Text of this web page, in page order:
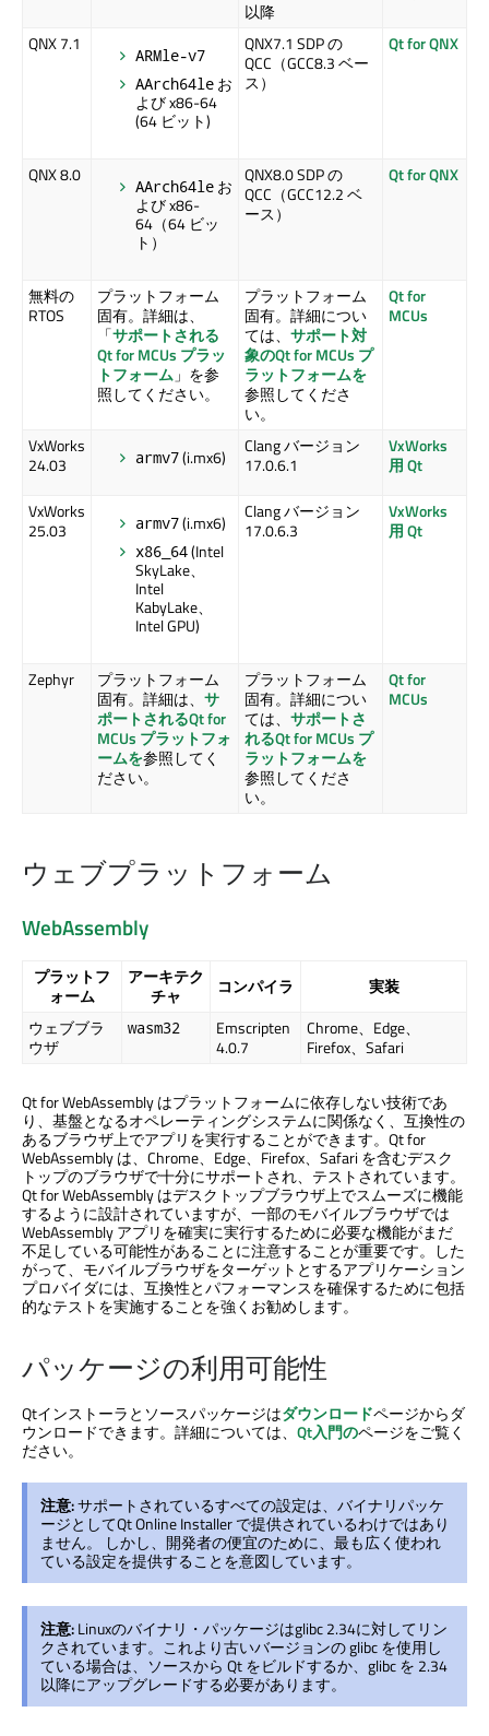
以降
QNX 7.1
ARMle-v7
AArch64le お
よび x86-64
(64 ビット)
QNX7.1 SDP の
QCC（GCC8.3 ベー
ス）
Qt for QNX
QNX 8.0 AArch64le お
よび x86-
64（64 ビッ
ト）
QNX8.0 SDP の
QCC（GCC12.2 ベ
ース）
Qt for QNX
無料の
RTOS
プラットフォーム
固有。詳細は、
「サポートされる
Qt for MCUs プラッ
トフォーム」を参
照してください。
プラットフォーム
固有。詳細につい
ては、 サポート対
象のQt for MCUs プ
ラットフォームを
参照してくださ
い。
Qt for
MCUs
VxWorks
24.03
armv7(i.mx6)
Clang バージョン
17.0.6.1
VxWorks
用 Qt
VxWorks
25.03
armv7(i.mx6)
x86_64(Intel
SkyLake、
Intel
KabyLake、
Intel GPU)
Clang バージョン
17.0.6.3
VxWorks
用 Qt
Zephyr
プラットフォーム
固有。詳細は、 サ
ポートされるQt for
MCUs プラットフォ
ームを参照してく
ださい。
プラットフォーム
固有。詳細につい
ては、 サポートさ
れるQt for MCUs プ
ラットフォームを
参照してくださ
い。
Qt for
MCUs
ウェブプラットフォーム
WebAssembly
プラットフ
ォーム
アーキテク
チャ
コンパイラ
実装
ウェブブラ
ウザ
wasm32
Emscripten
4.0.7
Chrome、Edge、
Firefox、Safari
Qt for WebAssembly はプラットフォームに依存しない技術であ
り、基盤となるオペレーティングシステムに関係なく、互換性の
あるブラウザ上でアプリを実行することができます。Qt for
WebAssembly は、Chrome、Edge、Firefox、Safari を含むデスク
トップのブラウザで十分にサポートされ、テストされています。
Qt for WebAssembly はデスクトップブラウザ上でスムーズに機能
するように設計されていますが、一部のモバイルブラウザでは
WebAssembly アプリを確実に実行するために必要な機能がまだ
不足している可能性があることに注意することが重要です。した
がって、モバイルブラウザをターゲットとするアプリケーション
プロバイダには、互換性とパフォーマンスを確保するために包括
的なテストを実施することを強くお勧めします。
パッケージの利用可能性
Qtインストーラとソースパッケージはダウンロードページからダ
ウンロードできます。詳細については、 Qt入門のページをご覧く
ださい。
注意:サポートされているすべての設定は、バイナリパッケ
ージとしてQt Online Installerで提供されているわけではあり
ません。 しかし、開発者の便宜のために、最も広く使われ
ている設定を提供することを意図しています。
注意:Linuxのバイナリ・パッケージはglibc 2.34に対してリン
クされています。これより古いバージョンの glibc を使用し
ている場合は、ソースから Qt をビルドするか、glibc を 2.34
以降にアップグレードする必要があります。